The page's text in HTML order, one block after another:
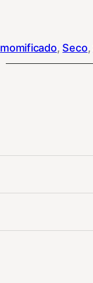
momificado, Seco,